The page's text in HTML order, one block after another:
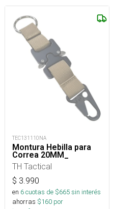
TEC131110NA
Montura Hebilla para
Correa 20MM_
TH Tactical
$ 3.990
en 6cuotas de $665sin interés
ahorras $160 por